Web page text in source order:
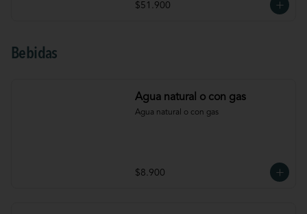
$51.900
Bebidas
Agua natural o con gas
Agua natural o con gas
$8.900